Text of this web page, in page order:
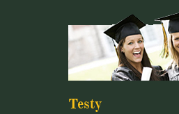
Testy